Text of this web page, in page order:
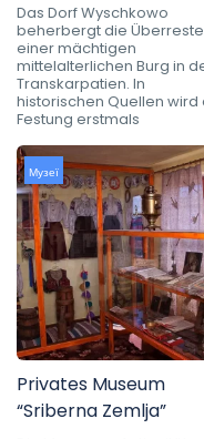
Das Dorf Wyschkowo
beherbergt die Überreste
einer mächtigen
mittelalterlichen Burg in
Transkarpatien. In
historischen Quellen wird
Festung erstmals
Музеї
Privates Museum
“Sriberna Zemlja”